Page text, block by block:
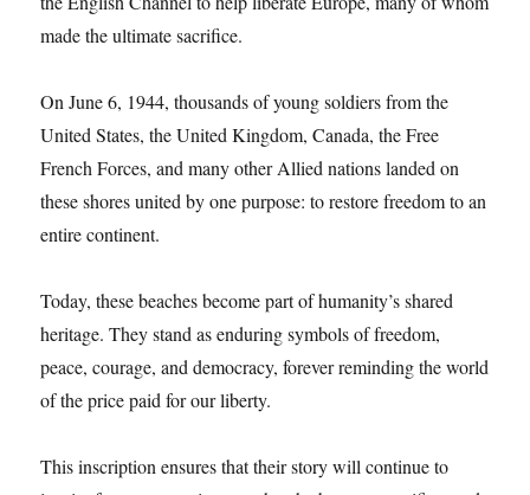
made the ultimate sacrifice.
On June 6, 1944, thousands of young soldiers from the
United States, the United Kingdom, Canada, the Free
French Forces, and many other Allied nations landed on
these shores united by one purpose: to restore freedom to an
entire continent.
Today, these beaches become part of humanity’s shared
heritage. They stand as enduring symbols of freedom,
peace, courage, and democracy, forever reminding the world
of the price paid for our liberty.
This inscription ensures that their story will continue to